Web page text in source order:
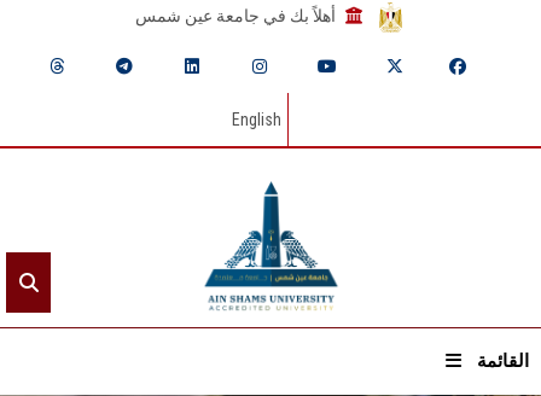
أهلاً بك في جامعة عين شمس
English
القائمة